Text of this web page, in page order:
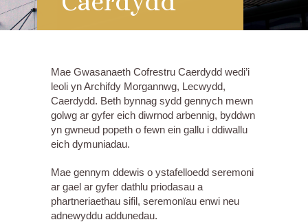
Mae Gwasanaeth Cofrestru Caerdydd wedi’i
leoli yn Archifdy Morgannwg, Lecwydd,
Caerdydd. Beth bynnag sydd gennych mewn
golwg ar gyfer eich diwrnod arbennig, byddwn
yn gwneud popeth o fewn ein gallu i ddiwallu
eich dymuniadau.
Mae gennym ddewis o ystafelloedd seremoni
ar gael ar gyfer dathlu priodasau a
phartneriaethau sifil, seremonïau enwi neu
adnewyddu addunedau.